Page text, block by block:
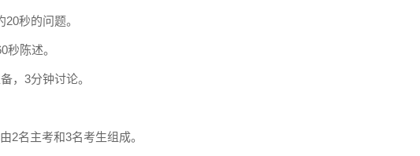
秒的问题。
陈述。
，3分钟讨论。
2名主考和3名考生组成。